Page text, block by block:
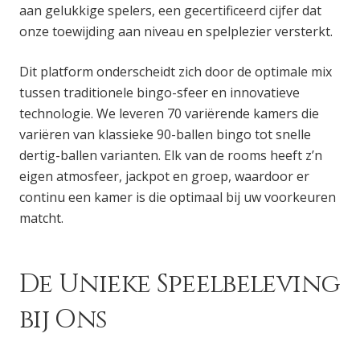
aan gelukkige spelers, een gecertificeerd cijfer dat
onze toewijding aan niveau en spelplezier versterkt.
Dit platform onderscheidt zich door de optimale mix
tussen traditionele bingo-sfeer en innovatieve
technologie. We leveren 70 variërende kamers die
variëren van klassieke 90-ballen bingo tot snelle
dertig-ballen varianten. Elk van de rooms heeft z’n
eigen atmosfeer, jackpot en groep, waardoor er
continu een kamer is die optimaal bij uw voorkeuren
matcht.
De Unieke Speelbeleving
bij Ons